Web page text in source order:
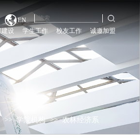
EN
建设 学生工作 校友工作 诚邀加盟
>> 学院机构 >> 农林经济系